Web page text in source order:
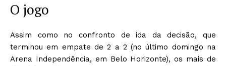
O jogo
Assim como no confronto de ida da decisão, que
terminou em empate de 2 a 2 (no último domingo na
Arena Independência, em Belo Horizonte), os mais de